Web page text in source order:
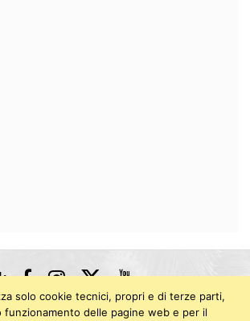
Facebook
Instagram
TwitterYoutube
solo cookie tecnici, propri e di terze parti,
funzionamento delle pagine web e per il